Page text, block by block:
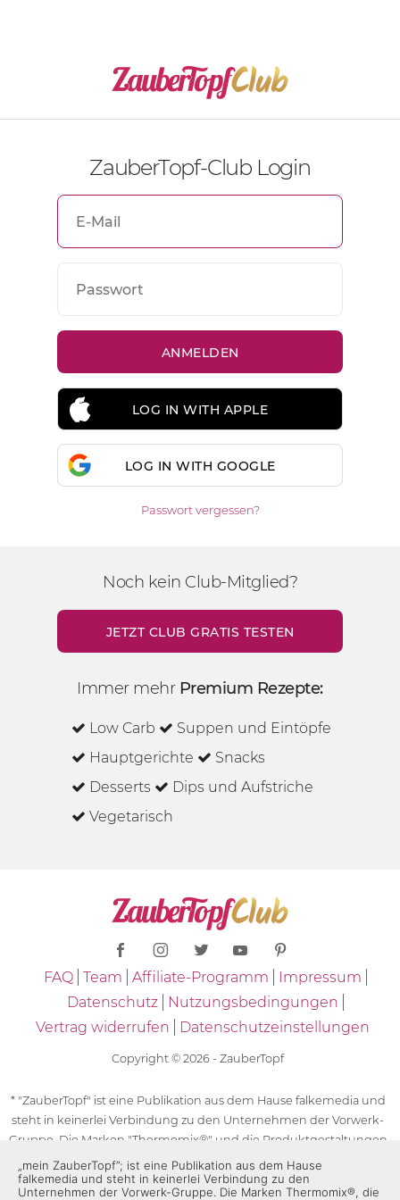
ZauberTopf-Club Login
LOG IN WITH APPLE
LOG IN WITH GOOGLE
Passwort vergessen?
Noch kein Club-Mitglied?
JETZT CLUB GRATIS TESTEN
Immer mehr Premium Rezepte:
Low Carb
Suppen und Eintöpfe
Hauptgerichte
Snacks
Desserts
Dips und Aufstriche
Vegetarisch
FAQ Team Affiliate-Programm
Impressum
Datenschutz
Nutzungsbedingungen
Vertrag widerrufen
Datenschutzeinstellungen
Copyright © 2026 - ZauberTopf
* "ZauberTopf" ist eine Publikation aus dem Hause falkemedia und
steht in keinerlei Verbindung zu den Unternehmen der Vorwerk-
Gruppe. Die Marken "Thermomix®" und die Produktgestaltungen
des "Thermomix®" sind eingetragene Marken der Unternehmen
der Vorwerk-Gruppe. Die Marken Thermomix®, die Zeichen TM5®,
„mein ZauberTopf”; ist eine Publikation aus dem Hause
falkemedia und steht in keinerlei Verbindung zu den
Unternehmen der Vorwerk-Gruppe. Die Marken Thermomix®, die